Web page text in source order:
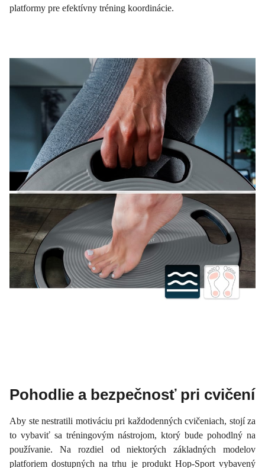
platformy pre efektívny tréning koordinácie.
Pohodlie a bezpečnosť pri cvičení
Aby ste nestratili motiváciu pri každodenných cvičeniach, stojí za
to vybaviť sa tréningovým nástrojom, ktorý bude pohodlný na
používanie. Na rozdiel od niektorých základných modelov
platforiem dostupných na trhu je produkt Hop-Sport vybavený